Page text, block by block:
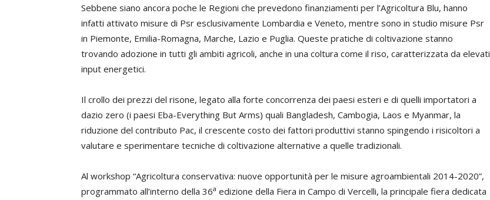
Sebbene siano ancora poche le Regioni che prevedono finanziamenti per l’Agricoltura Blu, hanno
infatti attivato misure di Psr esclusivamente Lombardia e Veneto, mentre sono in studio misure Psr
in Piemonte, Emilia-Romagna, Marche, Lazio e Puglia. Queste pratiche di coltivazione stanno
trovando adozione in tutti gli ambiti agricoli, anche in una coltura come il riso, caratterizzata da elevati
input energetici.
Il crollo dei prezzi del risone, legato alla forte concorrenza dei paesi esteri e di quelli importatori a
dazio zero (i paesi Eba-Everything But Arms) quali Bangladesh, Cambogia, Laos e Myanmar, la
riduzione del contributo Pac, il crescente costo dei fattori produttivi stanno spingendo i risicoltori a
valutare e sperimentare tecniche di coltivazione alternative a quelle tradizionali.
Al workshop “Agricoltura conservativa: nuove opportunità per le misure agroambientali 2014-2020”,
programmato all’interno della 36a edizione della Fiera in Campo di Vercelli, la principale fiera dedicata